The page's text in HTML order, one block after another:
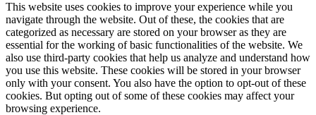
This website uses cookies to improve your experience while you
navigate through the website. Out of these, the cookies that are
categorized as necessary are stored on your browser as they are
essential for the working of basic functionalities of the website. We
also use third-party cookies that help us analyze and understand how
you use this website. These cookies will be stored in your browser
only with your consent. You also have the option to opt-out of these
cookies. But opting out of some of these cookies may affect your
browsing experience.